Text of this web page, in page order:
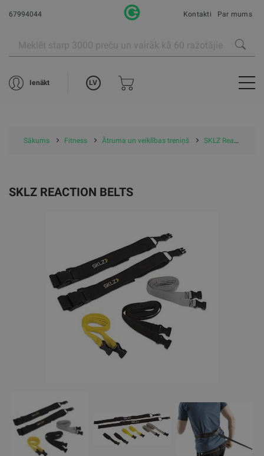
67994044 Kontakti Par mums
Ienākt LV
Sākums Fitness Ātruma un veiklības treniņš SKLZ Reaction Belts
SKLZ REACTION BELTS